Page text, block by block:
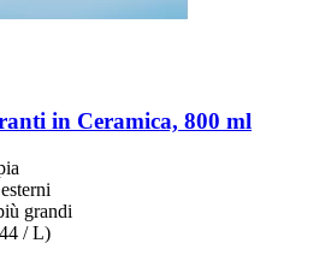
in Ceramica, 800 ml
grandi
/ L)